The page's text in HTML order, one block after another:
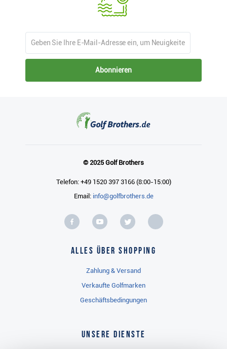
Abonnieren
© 2025 Golf Brothers
Telefon: +49 1520 397 3166 (8:00-15:00)
Email: info@golfbrothers.de
Alles über Shopping
Zahlung & Versand
Verkaufte Golfmarken
Geschäftsbedingungen
Unsere Dienste